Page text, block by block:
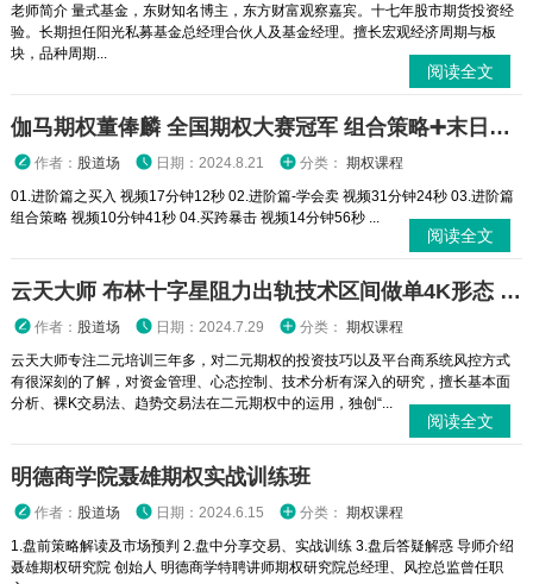
老师简介 量式基金，东财知名博主，东方财富观察嘉宾。十七年股市期货投资经
验。长期担任阳光私募基金总经理合伙人及基金经理。擅长宏观经济周期与板
块，品种周期...
阅读全文
伽马期权董俸麟 全国期权大赛冠军 组合策略➕末日轮视频课程
作者： 股道场 日期：2024.8.21 分类： 期权课程
01.进阶篇之买入 视频17分钟12秒 02.进阶篇-学会卖 视频31分钟24秒 03.进阶篇
组合策略 视频10分钟41秒 04.买跨暴击 视频14分钟56秒 ...
阅读全文
云天大师 布林十字星阻力出轨技术区间做单4K形态 二元期权外汇实战培训视频课程
作者： 股道场 日期：2024.7.29 分类： 期权课程
云天大师专注二元培训三年多，对二元期权的投资技巧以及平台商系统风控方式
有很深刻的了解，对资金管理、心态控制、技术分析有深入的研究，擅长基本面
分析、裸K交易法、趋势交易法在二元期权中的运用，独创“...
阅读全文
明德商学院聂雄期权实战训练班
作者： 股道场 日期：2024.6.15 分类： 期权课程
1.盘前策略解读及市场预判 2.盘中分享交易、实战训练 3.盘后答疑解惑 导师介绍
聂雄期权研究院 创始人 明德商学特聘讲师期权研究院总经理、风控总监曾任职